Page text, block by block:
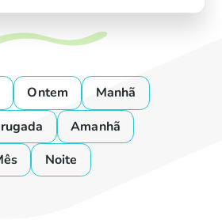
Ontem
Manhã
Amanhã
Noite